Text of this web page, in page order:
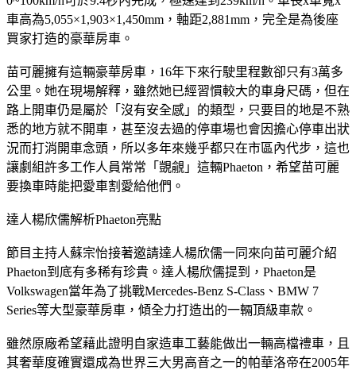
0~100km/h可於9.4秒內完成，極速達到239km/h。車長x車寬x
車高為5,055×1,903×1,450mm，軸距2,881mm，完全是為後座
苗可麗擁有這輛豪華房車，16年下來行駛里程數卻只有3萬多
公里。她在現場解釋，雖然她已經習慣較大的車身尺碼，但在
路上開車仍是屬於「沒有安全感」的類型，只要目的地是不熟
悉的地方就不開車，甚至沒去過的停車場也會因擔心停車出狀
況而打消開車念頭，所以多年來幾乎都只在市區內代步，這也
讓劇組許多工作人員常常「覬覦」這輛Phaeton，希望苗可麗
節目主持人蘇宗怡接著邀請達人楊欣儒一同來向苗可麗介紹
Phaeton到底有多稀有珍貴。達人楊欣儒提到，Phaeton是
Volkswagen當年為了挑戰Mercedes-Benz S-Class、BMW 7
雖然原廠希望藉此證明自家造車工藝能做出一輛高檔禮車，且